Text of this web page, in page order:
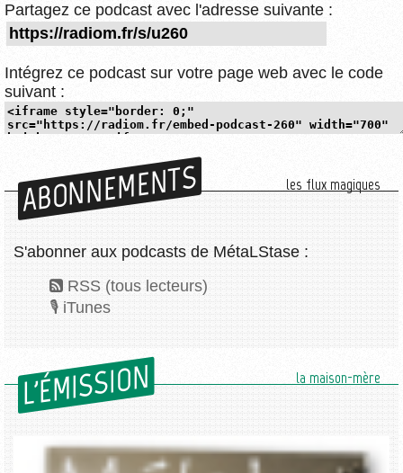
Partagez ce podcast avec l'adresse suivante :
Intégrez ce podcast sur votre page web avec le code
suivant :
ABONNEMENTS les flux magiques
S'abonner aux podcasts de MétaLStase :
RSS (tous lecteurs)
iTunes
L'ÉMISSION la maison-mère